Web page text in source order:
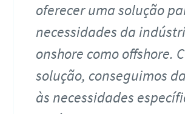
oferecer uma solução
necessidades da
onshore como offshore.
solução, conseguimos
às necessidades